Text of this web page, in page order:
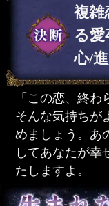
複雑
る
心/
「この恋、終
そんな気持ちが
めましょう。あ
してあなたが幸
たしますよ。